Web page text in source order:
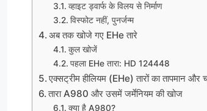
व्हाइट ड्वार्फ के विलय से निर्माण
विस्फोट नहीं, पुनर्जन्म
अब तक खोजे गए EHe तारे
कुल खोजें
पहला EHe तारा: HD 124448
एक्सट्रीम हीलियम (EHe) तारों का तापमान और
तारा A980 और उसमें जर्मेनियम की खोज
क्या है A980?